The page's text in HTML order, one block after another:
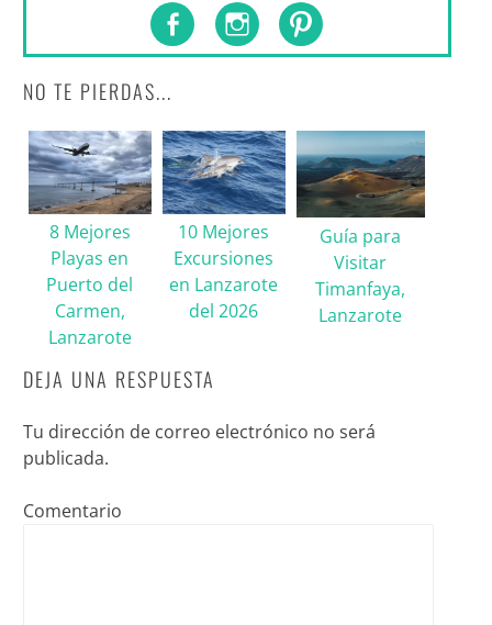
NO TE PIERDAS...
8 Mejores
Playas en
Puerto del
Carmen,
Lanzarote
10 Mejores
Excursiones
en Lanzarote
del 2026
Guía para
Visitar
Timanfaya,
Lanzarote
DEJA UNA RESPUESTA
Tu dirección de correo electrónico no será
publicada.
Comentario